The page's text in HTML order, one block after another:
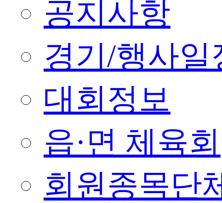
공지사항
경기/행사일
대회정보
읍·면 체육회
회원종목단